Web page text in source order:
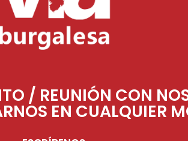
/ REUNIÓN CON
EN CUALQUIER